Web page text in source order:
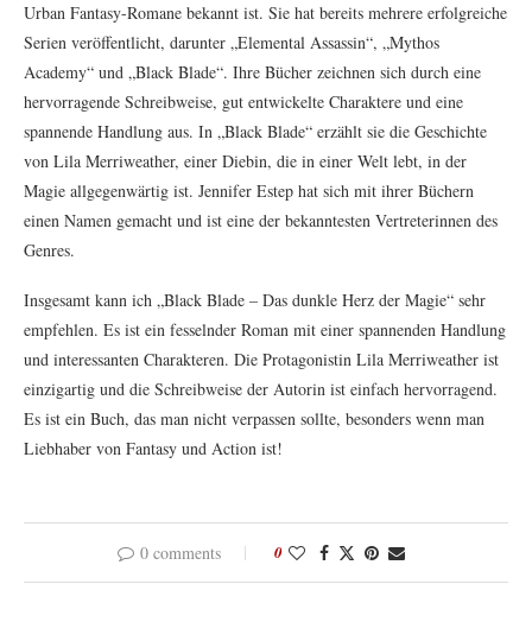
Urban Fantasy-Romane bekannt ist. Sie hat bereits mehrere erfolgreiche
Serien veröffentlicht, darunter „Elemental Assassin“, „Mythos
Academy“ und „Black Blade“. Ihre Bücher zeichnen sich durch eine
hervorragende Schreibweise, gut entwickelte Charaktere und eine
spannende Handlung aus. In „Black Blade“ erzählt sie die Geschichte
von Lila Merriweather, einer Diebin, die in einer Welt lebt, in der
Magie allgegenwärtig ist. Jennifer Estep hat sich mit ihrer Büchern
einen Namen gemacht und ist eine der bekanntesten Vertreterinnen des
Genres.
Insgesamt kann ich „Black Blade – Das dunkle Herz der Magie“ sehr
empfehlen. Es ist ein fesselnder Roman mit einer spannenden Handlung
und interessanten Charakteren. Die Protagonistin Lila Merriweather ist
einzigartig und die Schreibweise der Autorin ist einfach hervorragend.
Es ist ein Buch, das man nicht verpassen sollte, besonders wenn man
Liebhaber von Fantasy und Action ist!
0 comments 0